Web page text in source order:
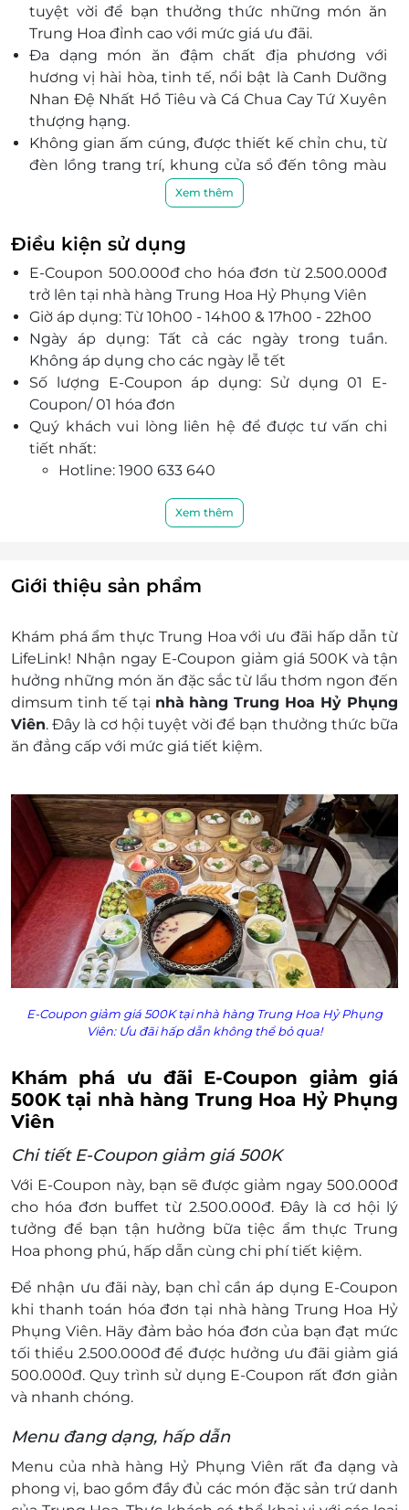
tuyệt vời để bạn thưởng thức những món ăn
Trung Hoa đỉnh cao với mức giá ưu đãi.
Đa dạng món ăn đậm chất địa phương với
hương vị hài hòa, tinh tế, nổi bật là Canh Dưỡng
Nhan Đệ Nhất Hồ Tiêu và Cá Chua Cay Tứ Xuyên
thượng hạng.
Không gian ấm cúng, được thiết kế chỉn chu, từ
đèn lồng trang trí, khung cửa sổ đến tông màu
cam đỏ chủ đạo, mang lại nét thân thiện, gần
gũi mà vẫn đậm dấu ấn Trung Hoa.
Đội ngũ nhân viên được đào tạo bài bản, phục
vụ chu đáo, đưa thực khách trải nghiệm văn hóa
thưởng thức chuẩn Trung Hoa.
Xem thêm
Điều kiện sử dụng
E-Coupon 500.000đ cho hóa đơn từ 2.500.000đ
trở lên tại nhà hàng Trung Hoa Hỷ Phụng Viên
Giờ áp dụng: Từ 10h00 - 14h00 & 17h00 - 22h00
Ngày áp dụng: Tất cả các ngày trong tuần.
Không áp dụng cho các ngày lễ tết
Số lượng E-Coupon áp dụng: Sử dụng 01 E-
Coupon/ 01 hóa đơn
Quý khách vui lòng liên hệ để được tư vấn chi
tiết nhất:
Hotline: 1900 633 640
125 Hoàng Ngân (đối diện 160 Hoàng Ngân),
E-Coupon không được cộng gộp, không có giá
trị quy đổi thành tiền mặt, không trả lại tiền thừa
chương trình khuyến mại khác tại nhà hàng
Khách hàng chỉ được áp dụng duy nhất 01 mã E-
Coupon trên cùng 01 hóa đơn khi thanh toán tại
cửa hàng
Mã E-Coupon xuất ra sẽ không được hoàn hủy
hoặc đổi trả dưới mọi hình thức
Xem thêm
Giới thiệu sản phẩm
Khám phá ẩm thực Trung Hoa với ưu đãi hấp dẫn từ
LifeLink! Nhận ngay E-Coupon giảm giá 500K và tận
hưởng những món ăn đặc sắc từ lẩu thơm ngon đến
dimsum tinh tế tại nhà hàng Trung Hoa Hỷ Phụng
Viên. Đây là cơ hội tuyệt vời để bạn thưởng thức bữa
ăn đẳng cấp với mức giá tiết kiệm.
E-Coupon giảm giá 500K tại nhà hàng Trung Hoa Hỷ Phụng
Viên: Ưu đãi hấp dẫn không thể bỏ qua!
Khám phá ưu đãi E-Coupon giảm giá
500K tại nhà hàng Trung Hoa Hỷ Phụng
Viên
Chi tiết E-Coupon giảm giá 500K
Với E-Coupon này, bạn sẽ được giảm ngay 500.000đ
cho hóa đơn buffet từ 2.500.000đ. Đây là cơ hội lý
tưởng để bạn tận hưởng bữa tiệc ẩm thực Trung
Hoa phong phú, hấp dẫn cùng chi phí tiết kiệm.
Để nhận ưu đãi này, bạn chỉ cần áp dụng E-Coupon
khi thanh toán hóa đơn tại nhà hàng Trung Hoa Hỷ
Phụng Viên. Hãy đảm bảo hóa đơn của bạn đạt mức
tối thiểu 2.500.000đ để được hưởng ưu đãi giảm giá
500.000đ. Quy trình sử dụng E-Coupon rất đơn giản
và nhanh chóng.
Menu đang dạng, hấp dẫn
Menu của nhà hàng Hỷ Phụng Viên rất đa dạng và
phong vị, bao gồm đầy đủ các món đặc sản trứ danh